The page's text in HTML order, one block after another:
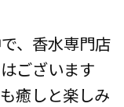
、香水専門店
ございます
癒しと楽しみ